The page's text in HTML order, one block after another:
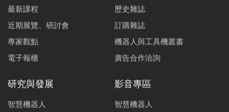
最新課程
近期展覽、研討會
專家觀點
電子報櫃
歷史雜誌
訂購雜誌
機器人與工具機叢書
廣告合作洽詢
研究與發展
智慧機器人
影音專區
智慧機器人